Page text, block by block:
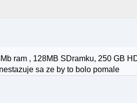
ram , 128MB SDramku, 250 GB
sa ze by to bolo pomale